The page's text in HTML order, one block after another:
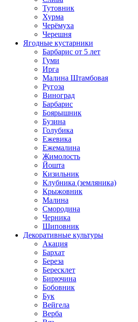
Тутовник
Хурма
Черёмуха
Черешня
Ягодные кустарники
Барбарис от 5 лет
Гуми
Ирга
Малина Штамбовая
Ругоза
Виноград
Барбарис
Боярышник
Бузина
Голубика
Ежевика
Ежемалина
Жимолость
Йошта
Кизильник
Клубника (земляника)
Крыжовник
Малина
Смородина
Черника
Шиповник
Декоративные культуры
Акация
Бархат
Береза
Бересклет
Бирючина
Бобовник
Бук
Вейгела
Верба